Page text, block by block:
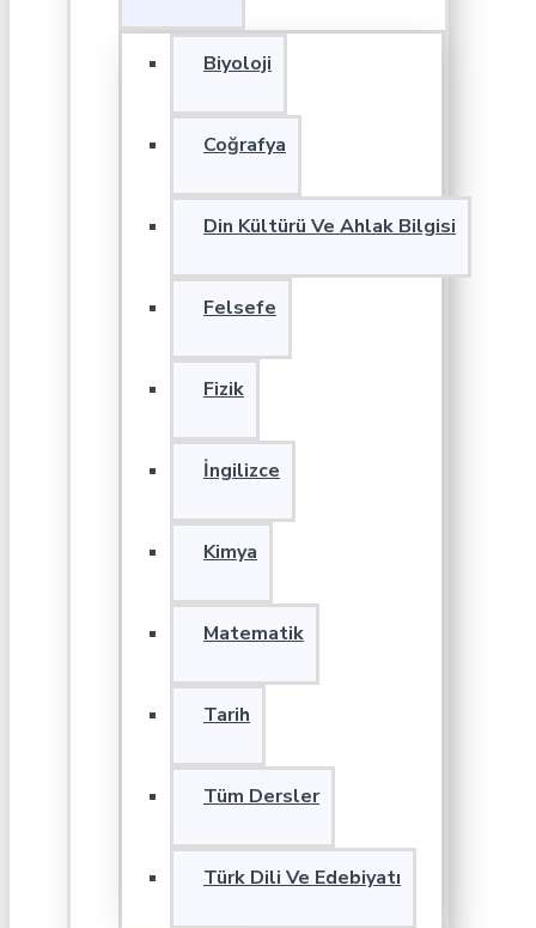
Biyoloji
Coğrafya
Din Kültürü Ve Ahlak Bilgisi
Felsefe
Fizik
İngilizce
Kimya
Matematik
Tarih
Tüm Dersler
Türk Dili Ve Edebiyatı